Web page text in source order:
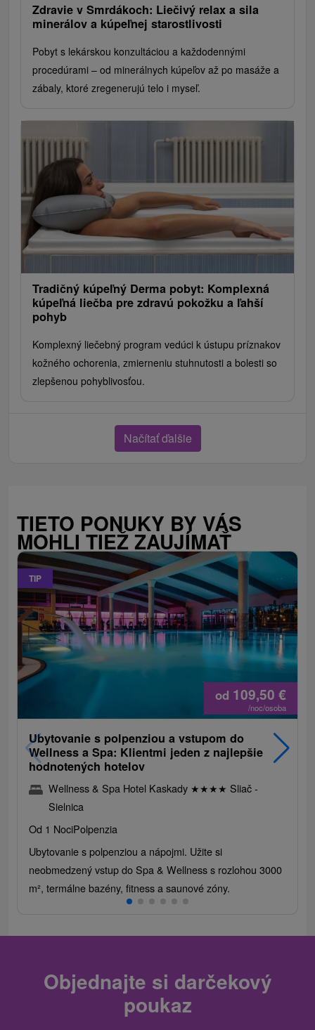
Zdravie v Smrdákoch: Liečivý relax a sila
minerálov a kúpeľnej starostlivosti
Pobyt s lekárskou konzultáciou a každodennými
procedúrami – od minerálnych kúpeľov až po masáže a
zábaly, ktoré zregenerujú telo i myseľ.
Tradičný kúpeľný Derma pobyt: Komplexná
kúpeľná liečba pre zdravú pokožku a ľahší
pohyb
Komplexný liečebný program vedúci k ústupu príznakov
kožného ochorenia, zmierneniu stuhnutosti a bolesti so
zlepšenou pohyblivosťou.
Načítať ďalšie
TIETO PONUKY BY VÁS
MOHLI TIEŽ ZAUJÍMAŤ
TIP
od 109,50 €
/noc/osoba
Ubytovanie s polpenziou a vstupom do
Wellness a Spa: Klientmi jeden z najlepšie
hodnotených hotelov
Wellness & Spa Hotel Kaskady ★★★★ Sliač -
Sielnica
Od 1 NociPolpenzia
Ubytovanie s polpenziou a nápojmi. Užite si
neobmedzený vstup do Spa & Wellness s rozlohou 3000
m², termálne bazény, fitness a saunové zóny.
Objednajte si darčekový
poukaz